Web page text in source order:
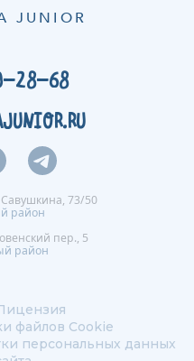
JUNIOR
28-68
Савушкина, 73/50
район
пер., 5
район
файлов Сookie
персональных данных